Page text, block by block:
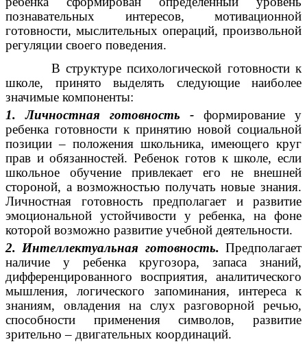
познавательных интересов, мотивационной
готовности, мыслительных операций, произвольной
регуляции своего поведения.
В структуре психологической готовности к
школе, принято выделять следующие наиболее
значимые компоненты:
1. Личностная готовность - формирование у
ребенка готовности к принятию новой социальной
позиции – положения школьника, имеющего круг
прав и обязанностей. Ребенок готов к школе, если
школьное обучение привлекает его не внешней
стороной, а возможностью получать новые знания.
Личностная готовность предполагает и развитие
эмоциональной устойчивости у ребенка, на фоне
которой возможно развитие учебной деятельности.
2. Интеллектуальная готовность. Предполагает
наличие у ребенка кругозора, запаса знаний,
дифференцированного восприятия, аналитического
мышления, логического запоминания, интереса к
знаниям, овладения на слух разговорной речью,
способности применения символов, развитие
зрительно – двигательных координаций.